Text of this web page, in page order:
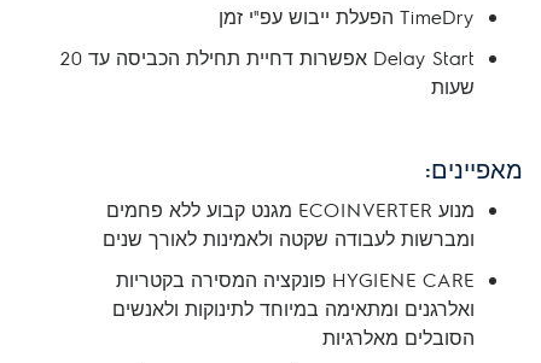
TimeDry הפעלת ייבוש עפ"י זמן
Delay Start אפשרות דחיית תחילת הכביסה עד 20
שעות
מאפיינים:
מנוע ECOINVERTER מגנט קבוע ללא פחמים
ומברשות לעבודה שקטה ולאמינות לאורך שנים
HYGIENE CARE פונקציה המסירה בקטריות
ואלרגנים ומתאימה במיוחד לתינוקות ולאנשים
הסובלים מאלרגיות